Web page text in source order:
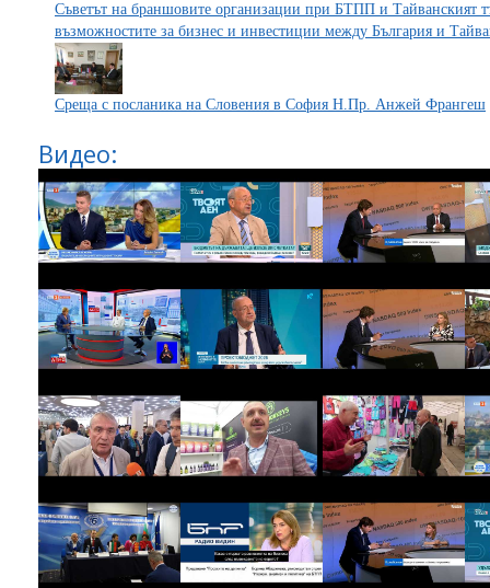
Съветът на браншовите организации при БТПП и Тайванският
възможностите за бизнес и инвестиции между България и
Среща с посланика на Словения в София Н.Пр. Анжей Франгеш
Видео: